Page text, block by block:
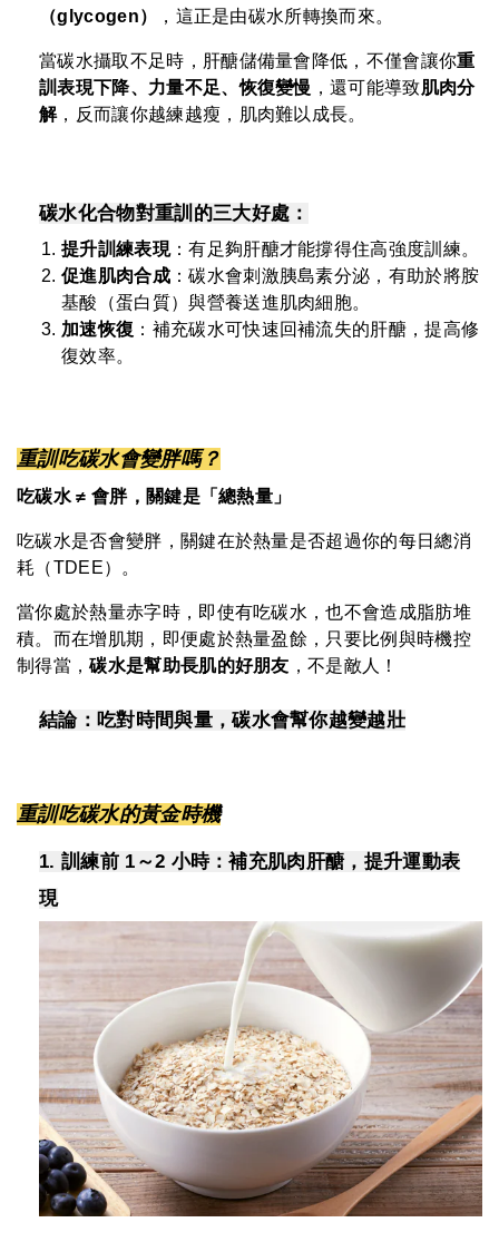
（glycogen） ，這正是由碳水所轉換而來。
當碳水攝取不足時，肝醣儲備量會降低，不僅會讓你重
訓表現下降、力量不足、恢復變慢 ，還可能導致肌肉分
解，反而讓你越練越瘦，肌肉難以成長。
碳水化合物對重訓的三大好處：
提升訓練表現：有足夠肝醣才能撐得住高強度訓練。
促進肌肉合成：碳水會刺激胰島素分泌，有助於將胺
基酸（蛋白質）與營養送進肌肉細胞。
加速恢復 ：補充碳水可快速回補流失的肝醣，提高修
復效率。
重訓吃碳水會變胖嗎？
吃碳水 ≠ 會胖，關鍵是「總熱量」
吃碳水是否會變胖，關鍵在於熱量是否超過你的每日總消
耗（TDEE）。
當你處於熱量赤字時，即使有吃碳水，也不會造成脂肪堆
積。而在增肌期，即便處於熱量盈餘，只要比例與時機控
制得當，碳水是幫助長肌的好朋友 ，不是敵人！
結論：吃對時間與量，碳水會幫你越變越壯
重訓吃碳水的黃金時機
1. 訓練前 1～2 小時：補充肌肉肝醣，提升運動表
現